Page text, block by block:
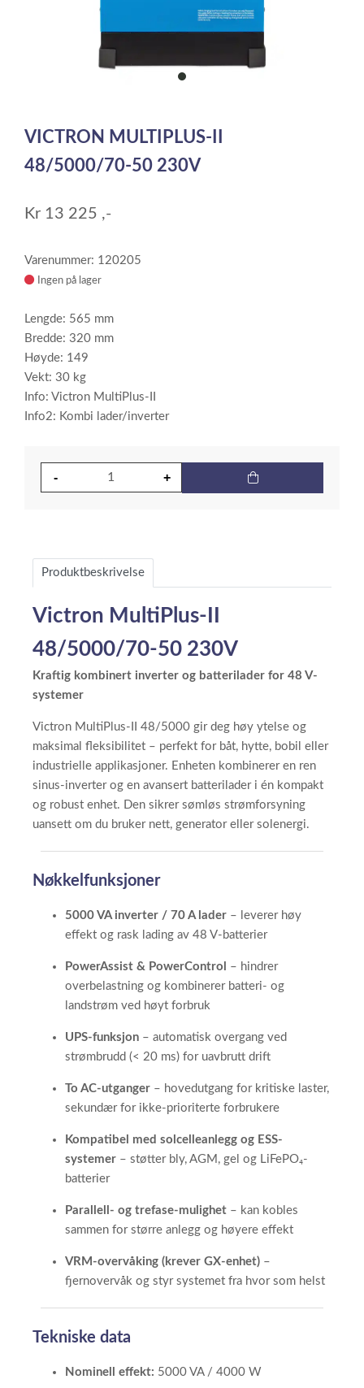
item
of
1
VICTRON MULTIPLUS-II
48/5000/70-50 230V
Kr 13 225 ,-
Varenummer: 120205
Ingen på lager
Lengde: 565 mm
Bredde: 320 mm
Høyde: 149
Vekt: 30 kg
Info: Victron MultiPlus-II
Info2: Kombi lader/inverter
Produktbeskrivelse
Victron MultiPlus-II
48/5000/70-50 230V
Kraftig kombinert inverter og batterilader for 48 V-
systemer
Victron MultiPlus-II 48/5000 gir deg høy ytelse og
maksimal fleksibilitet – perfekt for båt, hytte, bobil eller
industrielle applikasjoner. Enheten kombinerer en ren
sinus-inverter og en avansert batterilader i én kompakt
og robust enhet. Den sikrer sømløs strømforsyning
uansett om du bruker nett, generator eller solenergi.
Nøkkelfunksjoner
5000 VA inverter / 70 A lader – leverer høy
effekt og rask lading av 48 V-batterier
PowerAssist & PowerControl
– hindrer
overbelastning og kombinerer batteri- og
landstrøm ved høyt forbruk
UPS-funksjon – automatisk overgang ved
strømbrudd (< 20 ms) for uavbrutt drift
To AC-utganger – hovedutgang for kritiske laster,
sekundær for ikke-prioriterte forbrukere
Kompatibel med solcelleanlegg og ESS-
systemer – støtter bly, AGM, gel og LiFePO₄-
batterier
Parallell- og trefase-mulighet – kan kobles
sammen for større anlegg og høyere effekt
VRM-overvåking (krever GX-enhet) –
fjernovervåk og styr systemet fra hvor som helst
Tekniske data
Nominell effekt: 5000 VA / 4000 W